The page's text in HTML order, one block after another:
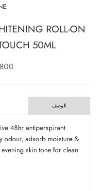
ROLL-ON
50ML
KWD
الوصف
48hr antiperspirant
odour, adsorb moisture &
skin tone for clean